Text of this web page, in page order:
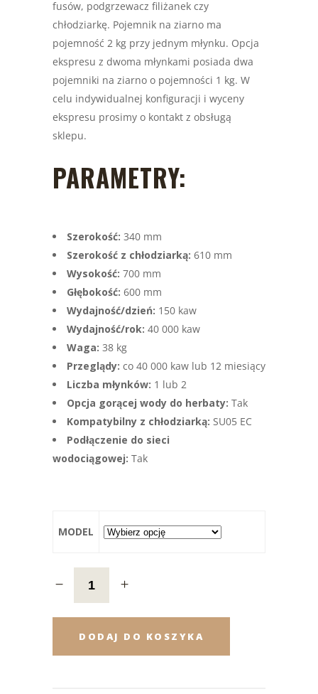
fusów, podgrzewacz filiżanek czy
chłodziarkę. Pojemnik na ziarno ma
pojemność 2 kg przy jednym młynku. Opcja
ekspresu z dwoma młynkami posiada dwa
pojemniki na ziarno o pojemności 1 kg. W
celu indywidualnej konfiguracji i wyceny
ekspresu prosimy o kontakt z obsługą
sklepu.
PARAMETRY:
Szerokość: 340 mm
Szerokość z chłodziarką: 610 mm
Wysokość: 700 mm
Głębokość: 600 mm
Wydajność/dzień: 150 kaw
Wydajność/rok: 40 000 kaw
Waga: 38 kg
Przeglądy: co 40 000 kaw lub 12 miesiący
Liczba młynków: 1 lub 2
Opcja gorącej wody do herbaty: Tak
Kompatybilny z chłodziarką: SU05 EC
Podłączenie do sieci
wodociągowej: Tak
MODEL
DODAJ DO KOSZYKA